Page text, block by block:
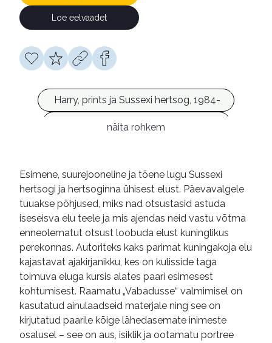
Loe eelvaadet
Harry, prints ja Sussexi hertsog, 1984-
Meghan, Sussexi hertsoginna, 1981-
perekonnad
suguvõsad
lähiajalugu
Suurbritannia
biograafiad
e-raamatud
näita rohkem
Esimene, suurejooneline ja tõene lugu Sussexi
hertsogi ja hertsoginna ühisest elust. Päevavalgele
tuuakse põhjused, miks nad otsustasid astuda
iseseisva elu teele ja mis ajendas neid vastu võtma
enneolematut otsust loobuda elust kuninglikus
perekonnas. Autoriteks kaks parimat kuningakoja elu
kajastavat ajakirjanikku, kes on kulisside taga
toimuva eluga kursis alates paari esimesest
kohtumisest. Raamatu „Vabadusse“ valmimisel on
kasutatud ainulaadseid materjale ning see on
kirjutatud paarile kõige lähedasemate inimeste
osalusel – see on aus, isiklik ja ootamatu portree